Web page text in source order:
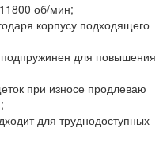
об/мин;
корпусу подходящего
для повышения
при износе продлеваю
для труднодоступных